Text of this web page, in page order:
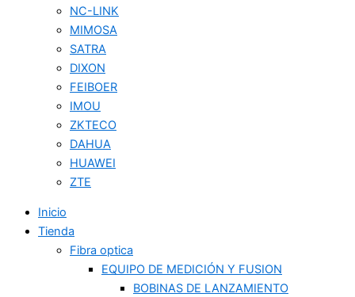
NC-LINK
MIMOSA
SATRA
DIXON
FEIBOER
IMOU
ZKTECO
DAHUA
HUAWEI
ZTE
Inicio
Tienda
Fibra optica
EQUIPO DE MEDICIÓN Y FUSION
BOBINAS DE LANZAMIENTO